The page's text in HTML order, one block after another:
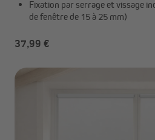
Fixation par serrage et vissage
de fenêtre de 15 à 25 mm)
37,99 €